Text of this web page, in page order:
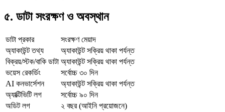
৫. ডাটা সংরক্ষণ ও অবস্থান
ডাটা প্রকার
সংরক্ষণ মেয়াদ
অ্যাকাউন্ট তথ্য
অ্যাকাউন্ট সক্রিয় থাকা পর্যন্ত
বিক্রয়/স্টক/বাকি ডাটা অ্যাকাউন্ট সক্রিয় থাকা পর্যন্ত
ভয়েস রেকর্ডিং
সর্বোচ্চ ৩০ দিন
AI কনভার্সেশন
অ্যাকাউন্ট সক্রিয় থাকা পর্যন্ত
অ্যাক্টিভিটি লগ
সর্বোচ্চ ৯০ দিন
অডিট লগ
২ বছর (আইনি প্রয়োজনে)